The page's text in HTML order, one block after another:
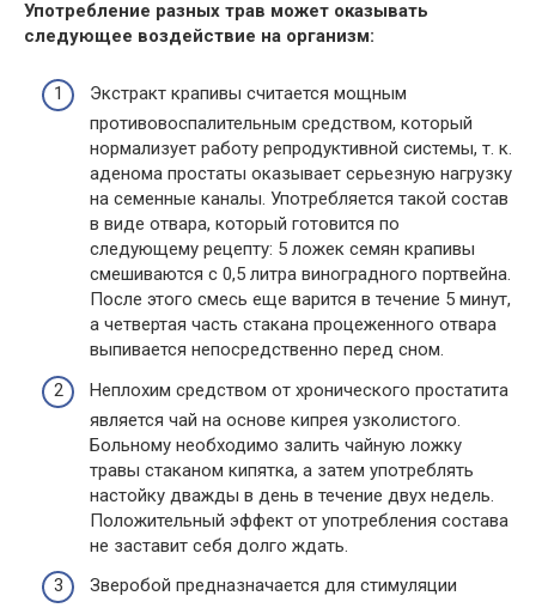
Употребление разных трав может оказывать
следующее воздействие на организм:
Экстракт крапивы считается мощным
противовоспалительным средством, который
нормализует работу репродуктивной системы, т. к.
аденома простаты оказывает серьезную нагрузку
на семенные каналы. Употребляется такой состав
в виде отвара, который готовится по
следующему рецепту: 5 ложек семян крапивы
смешиваются с 0,5 литра виноградного портвейна.
После этого смесь еще варится в течение 5 минут,
а четвертая часть стакана процеженного отвара
выпивается непосредственно перед сном.
Неплохим средством от хронического простатита
является чай на основе кипрея узколистого.
Больному необходимо залить чайную ложку
травы стаканом кипятка, а затем употреблять
настойку дважды в день в течение двух недель.
Положительный эффект от употребления состава
не заставит себя долго ждать.
Зверобой предназначается для стимуляции